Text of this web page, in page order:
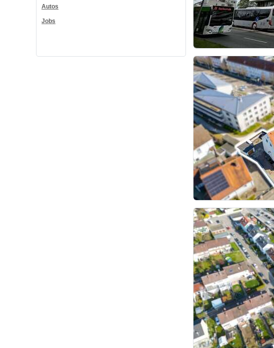
Autos
Jobs